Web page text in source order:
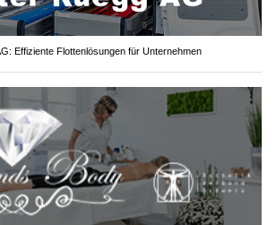
Effiziente Flottenlösungen für Unternehmen